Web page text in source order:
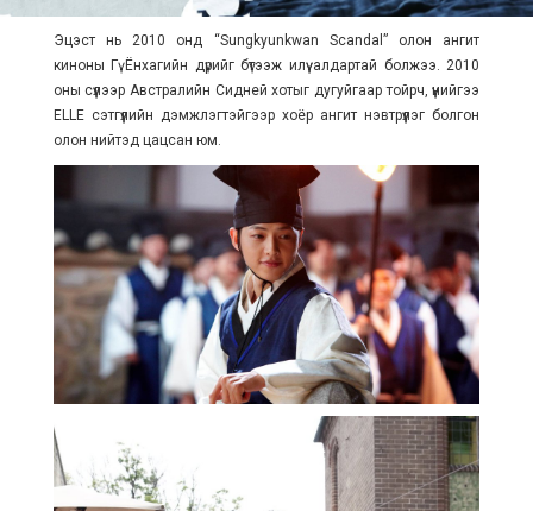
Эцэст нь 2010 онд “Sungkyunkwan Scandal” олон ангит
киноны Гү Ёнхагийн дүрийг бүтээж илүү алдартай болжээ. 2010
оны сүүлээр Австралийн Сидней хотыг дугуйгаар тойрч, үүнийгээ
ELLE сэтгүүлийн дэмжлэгтэйгээр хоёр ангит нэвтрүүлэг болгон
олон нийтэд цацсан юм.